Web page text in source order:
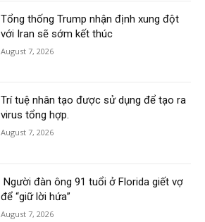
Tổng thống Trump nhận định xung đột
với Iran sẽ sớm kết thúc
August 7, 2026
Trí tuệ nhân tạo được sử dụng để tạo ra
virus tổng hợp.
August 7, 2026
Người đàn ông 91 tuổi ở Florida giết vợ
để “giữ lời hứa”
August 7, 2026